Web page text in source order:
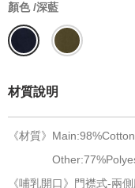
顏色 /深藍
材質說明
《材質》
Other:77%Polyester
《哺乳開口》門襟式-兩